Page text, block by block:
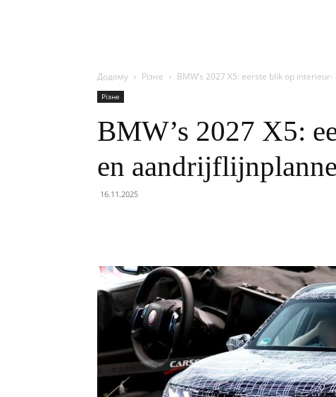
Додому Різне BMW’s 2027 X5: eerste blik op
Різне
BMW’s 2027 X5:
en
16.11.2025